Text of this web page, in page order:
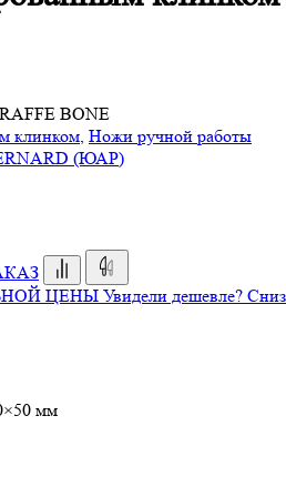
BONE
клинком Ножи ручной работы
(ЮАР)
ЦЕНЫ Увидели дешевле?
мм